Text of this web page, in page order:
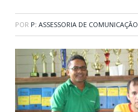
POR P: ASSESSORIA DE COMUNICAÇÃO